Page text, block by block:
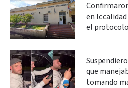
en
el
que
tomando